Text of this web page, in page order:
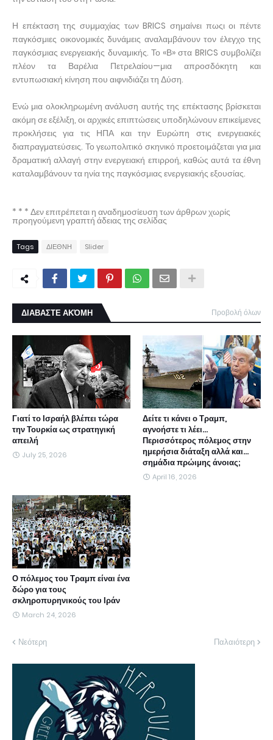
Η επέκταση της συμμαχίας των BRICS σημαίνει πωςι οι πέντε
παγκόσμιες οικονομικές δυνάμεις αναλαμβάνουν τον έλεγχο της
παγκόσμιας ενεργειακής δυναμικής. Το «Β» στα BRICS συμβολίζει
πλέον τα Βαρέλια Πετρελαίου—μια απροσδόκητη και
εντυπωσιακή κίνηση που αιφνιδιάζει τη Δύση.
Ενώ μια ολοκληρωμένη ανάλυση αυτής της επέκτασης βρίσκεται
ακόμη σε εξέλιξη, οι αρχικές επιπτώσεις υποδηλώνουν επικείμενες
προκλήσεις για τις ΗΠΑ και την Ευρώπη στις ενεργειακές
διαπραγματεύσεις. Το γεωπολιτικό σκηνικό προετοιμάζεται για μια
δραματική αλλαγή στην ενεργειακή επιρροή, καθώς αυτά τα έθνη
καταλαμβάνουν τα ηνία της παγκόσμιας ενεργειακής εξουσίας.
* * * Δεν επιτρέπεται η αναδημοσίευση των άρθρων χωρίς
προηγούμενη γραπτή άδειας της σελίδας
Tags ΔΙΕΘΝΗ Slider
ΔΙΑΒΑΣΤΕ ΑΚΌΜΗ Προβολή όλων
Γιατί το Ισραήλ βλέπει τώρα
την Τουρκία ως στρατηγική
απειλή
July 25, 2026
Δείτε τι κάνει ο Τραμπ,
αγνοήστε τι λέει...
Περισσότερος πόλεμος στην
ημερήσια διάταξη αλλά και...
σημάδια πρώιμης άνοιας;
April 16, 2026
Ο πόλεμος του Τραμπ είναι ένα
δώρο για τους
σκληροπυρηνικούς του Ιράν
March 24, 2026
Νεότερη Παλαιότερη